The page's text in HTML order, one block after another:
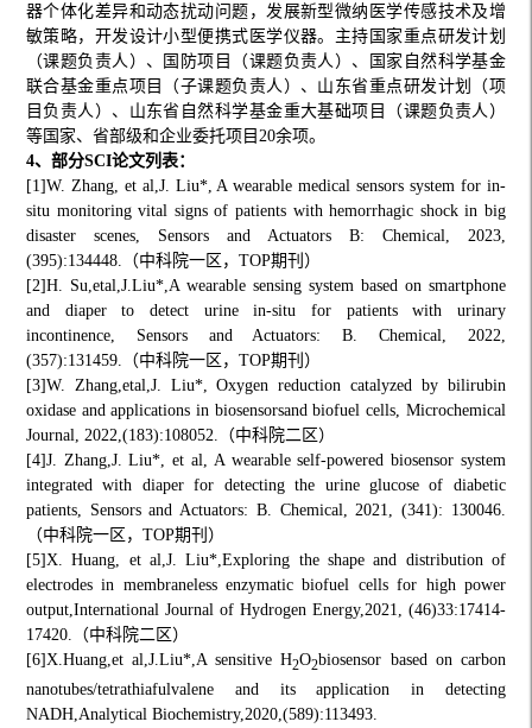
器个体化差异和动态扰动问题，发展新型微纳医学传感技术及增
敏策略，开发设计小型便携式医学仪器。主持国家重点研发计划
（课题负责人）、国防项目（课题负责人）、国家自然科学基金
联合基金重点项目（子课题负责人）、山东省重点研发计划（项
目负责人）、山东省自然科学基金重大基础项目（课题负责人）
等国家、省部级和企业委托项目20余项。
4、部分SCI论文列表：
[1]W. Zhang, et al,J. Liu*, A wearable medical sensors system for in-
situ monitoring vital signs of patients with hemorrhagic shock in big
disaster scenes, Sensors and Actuators B: Chemical, 2023,
(395):134448.（中科院一区，TOP期刊）
[2]H. Su,etal,J.Liu*,A wearable sensing system based on smartphone
and diaper to detect urine in-situ for patients with urinary
incontinence, Sensors and Actuators: B. Chemical, 2022,
(357):131459.（中科院一区，TOP期刊）
[3]W. Zhang,etal,J. Liu*, Oxygen reduction catalyzed by bilirubin
oxidase and applications in biosensorsand biofuel cells, Microchemical
Journal, 2022,(183):108052.（中科院二区）
[4]J. Zhang,J. Liu*, et al, A wearable self-powered biosensor system
integrated with diaper for detecting the urine glucose of diabetic
patients, Sensors and Actuators: B. Chemical, 2021, (341): 130046.
（中科院一区，TOP期刊）
[5]X. Huang, et al,J. Liu*,Exploring the shape and distribution of
electrodes in membraneless enzymatic biofuel cells for high power
output, International Journal of Hydrogen Energy,2021, (46)33:17414-
17420.（中科院二区）
[6]X.Huang,et al,J.Liu*,A sensitive H2O2biosensor based on carbon
nanotubes/tetrathiafulvalene and its application in detecting
NADH,Analytical Biochemistry,2020,(589):113493.